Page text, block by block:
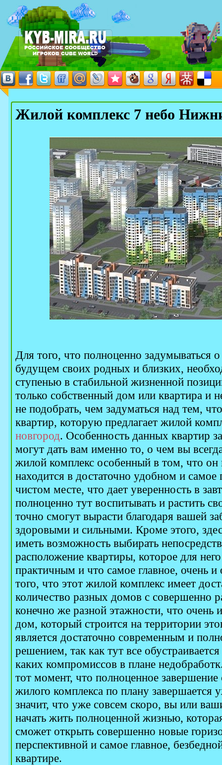
Жилой комплекс 7 небо
Для того, что полноценно задумываться
будущем своих родных и близких,
ступенью в стабильной жизненной
только собственный дом или квартира и
не подобрать, чем задуматься над тем,
квартир, которую предлагает жилой
новгород. Особенность данных квартир
могут дать вам именно то, о чем вы
жилой комплекс особенный в том, что он
находится в достаточно удобном и самое
чистом месте, что дает уверенность в
полноценно тут воспитывать и растить
точно смогут вырасти благодаря вашей
здоровыми и сильными. Кроме этого,
иметь возможность выбирать
расположение квартиры, которое для
практичным и что самое главное, очень и
того, что этот жилой комплекс имеет
количество разных домов с совершенно
конечно же разной этажности, что
дом, который строится на территории
является достаточно современным и
решением, так как тут все
каких компромиссов в плане
тот момент, что полноценное завершение
жилого комплекса по плану завершается
значит, что уже совсем скоро, вы или
начать жить полноценной жизнью,
сможет открыть совершенно новые
перспективной и самое главное,
квартире.